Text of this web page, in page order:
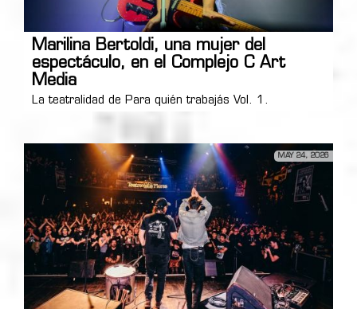
Marilina Bertoldi, una mujer del
espectáculo, en el Complejo C Art
Media
La teatralidad de Para quién trabajás Vol. 1.
MAY 24, 2026